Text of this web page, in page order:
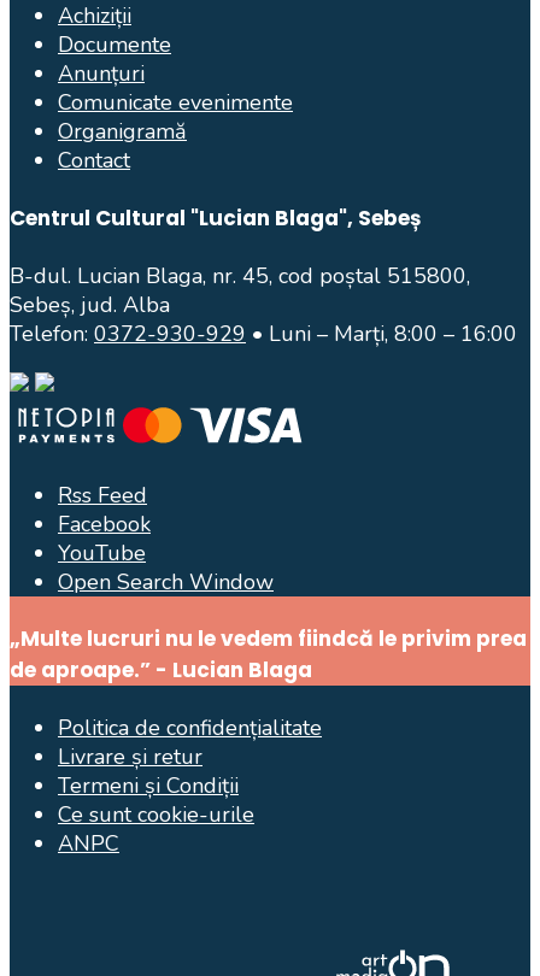
Achiziții
Documente
Anunțuri
Comunicate evenimente
Organigramă
Contact
Centrul Cultural "Lucian Blaga", Sebeș
B-dul. Lucian Blaga, nr. 45, cod poștal 515800,
Sebeș, jud. Alba
Telefon: 0372-930-929 • Luni – Marți, 8:00 – 16:00
Rss Feed
Facebook
YouTube
Open Search Window
„Multe lucruri nu le vedem fiindcă le privim prea
de aproape.” - Lucian Blaga
Politica de confidențialitate
Livrare și retur
Termeni și Condiții
Ce sunt cookie-urile
ANPC